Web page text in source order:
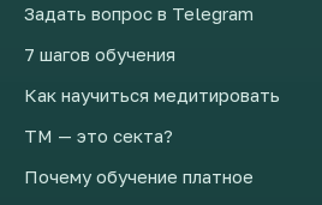
Задать вопрос в Telegram
7 шагов обучения
Как научиться медитировать
ТМ — это секта?
Почему обучение платное